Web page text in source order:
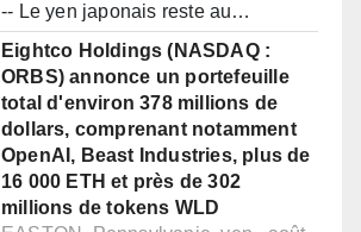
-- Le yen japonais reste au…
Eightco Holdings (NASDAQ :
ORBS) annonce un portefeuille
total d'environ 378 millions de
dollars, comprenant notamment
OpenAI, Beast Industries, plus de
16 000 ETH et près de 302
millions de tokens WLD